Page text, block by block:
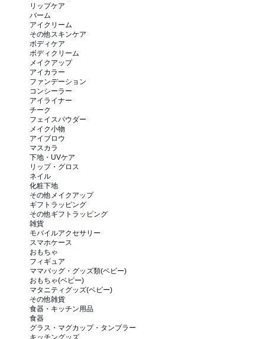
リップケア
バーム
アイクリーム
その他スキンケア
ボディケア
ボディクリーム
メイクアップ
アイカラー
ファンデーション
コンシーラー
アイライナー
チーク
フェイスパウダー
メイク小物
アイブロウ
マスカラ
下地・UVケア
リップ・グロス
ネイル
化粧下地
その他メイクアップ
ギフトラッピング
その他ギフトラッピング
雑貨
モバイルアクセサリー
スマホケース
おもちゃ
フィギュア
ママバッグ・グッズ類(ベビー)
おもちゃ(ベビー)
マタニティグッズ(ベビー)
その他雑貨
食器・キッチン用品
食器
グラス・マグカップ・タンブラー
キッチングッズ